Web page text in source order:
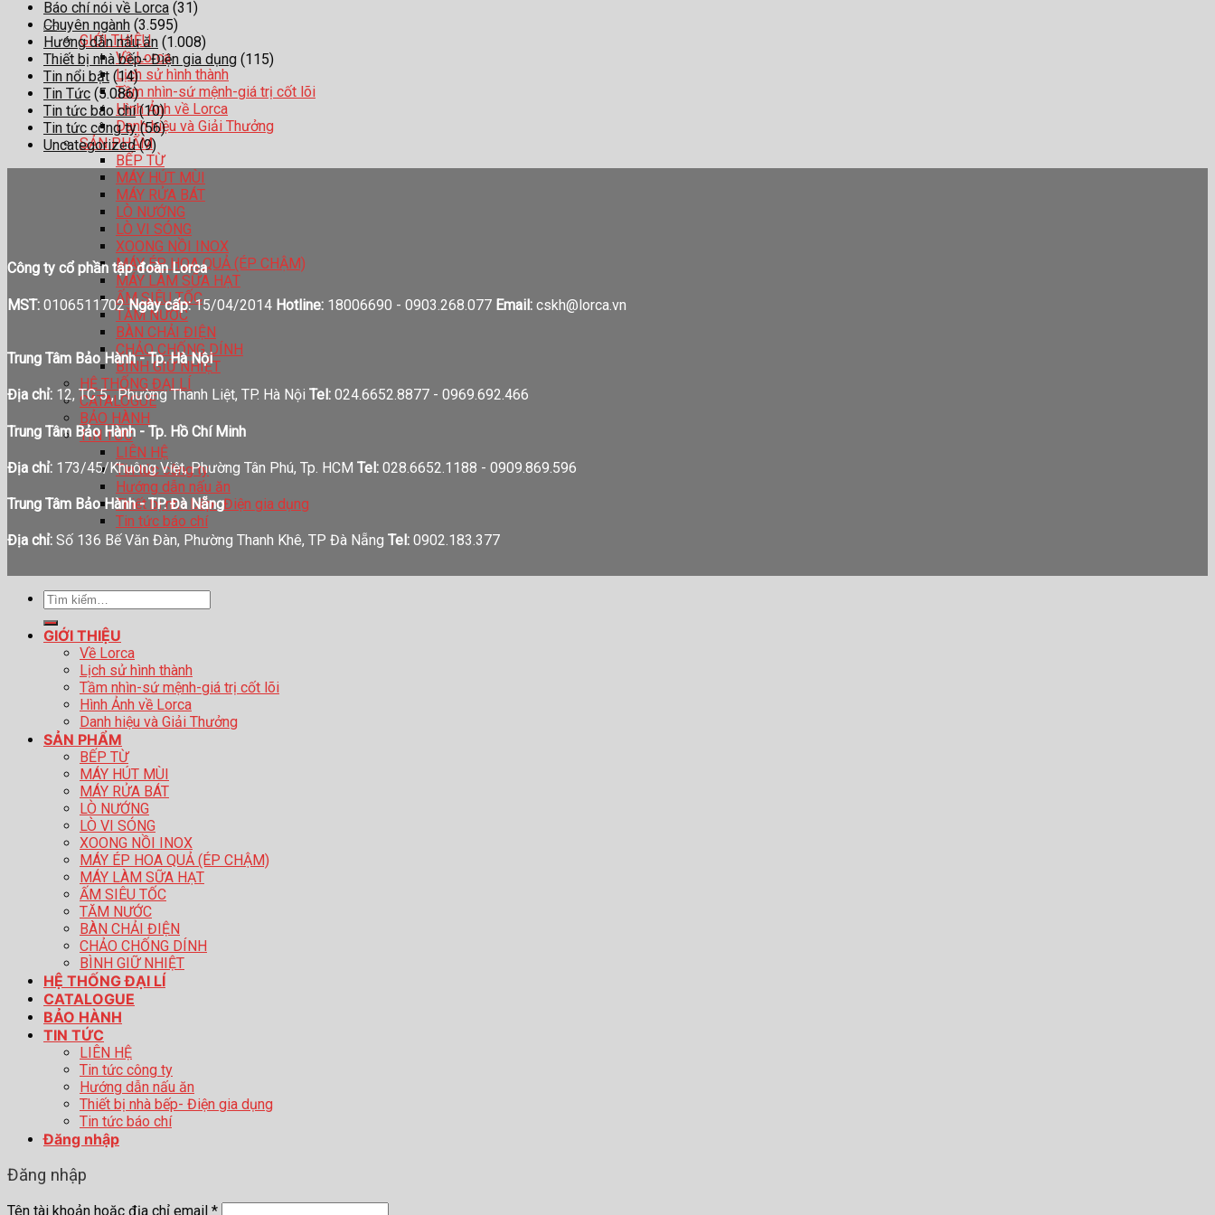
GIỚI THIỆU
Về Lorca
Lịch sử hình thành
Tầm nhìn-sứ mệnh-giá trị cốt lõi
Hình Ảnh về Lorca
Danh hiệu và Giải Thưởng
SẢN PHẨM
BẾP TỪ
MÁY HÚT MÙI
MÁY RỬA BÁT
LÒ NƯỚNG
LÒ VI SÓNG
XOONG NỒI INOX
MÁY ÉP HOA QUẢ (ÉP CHẬM)
MÁY LÀM SỮA HẠT
ẤM SIÊU TỐC
TĂM NƯỚC
BÀN CHẢI ĐIỆN
CHẢO CHỐNG DÍNH
BÌNH GIỮ NHIỆT
HỆ THỐNG ĐẠI LÍ
CATALOGUE
BẢO HÀNH
TIN TỨC
LIÊN HỆ
Tin tức công ty
Hướng dẫn nấu ăn
Thiết bị nhà bếp- Điện gia dụng
Tin tức báo chí
Báo chí nói về Lorca (31)
Chuyên ngành (3.595)
Hướng dẫn nấu ăn (1.008)
Thiết bị nhà bếp- Điện gia dụng (115)
Tin nổi bật (14)
Tin Tức (5.086)
Tin tức báo chí(10)
Tin tức công ty(56)
Uncategorized(9)
Công ty cổ phần tập đoàn Lorca
MST: 0106511702Ngày cấp:15/04/2014 Hotline: 18006690 - 0903.268.077 Email: cskh@lorca.vn
Trung Tâm Bảo Hành - Tp. Hà Nội
Địa chỉ: 12, TC 5 , Phường Thanh Liệt, TP. Hà Nội Tel: 024.6652.8877 - 0969.692.466
Trung Tâm Bảo Hành - Tp. Hồ Chí Minh
Địa chỉ: 173/45/Khuông Việt, Phường Tân Phú, Tp. HCM Tel: 028.6652.1188 - 0909.869.596
Trung Tâm Bảo Hành - TP. Đà Nẵng
Địa chỉ: Số 136 Bế Văn Đàn, Phường Thanh Khê, TP Đà Nẵng Tel: 0902.183.377
Tìm
GIỚI THIỆU
Về Lorca
Lịch sử hình thành
Tầm nhìn-sứ mệnh-giá trị cốt lõi
Hình Ảnh về Lorca
Danh hiệu và Giải Thưởng
SẢN PHẨM
BẾP TỪ
MÁY HÚT MÙI
MÁY RỬA BÁT
LÒ NƯỚNG
LÒ VI SÓNG
XOONG NỒI INOX
MÁY ÉP HOA QUẢ (ÉP CHẬM)
MÁY LÀM SỮA HẠT
ẤM SIÊU TỐC
TĂM NƯỚC
BÀN CHẢI ĐIỆN
CHẢO CHỐNG DÍNH
BÌNH GIỮ NHIỆT
HỆ THỐNG ĐẠI LÍ
CATALOGUE
BẢO HÀNH
TIN TỨC
LIÊN HỆ
Tin tức công ty
Hướng dẫn nấu ăn
Thiết bị nhà bếp- Điện gia dụng
Tin tức báo chí
Đăng nhập
Đăng nhập
Tên tài khoản hoặc địa chỉ email *